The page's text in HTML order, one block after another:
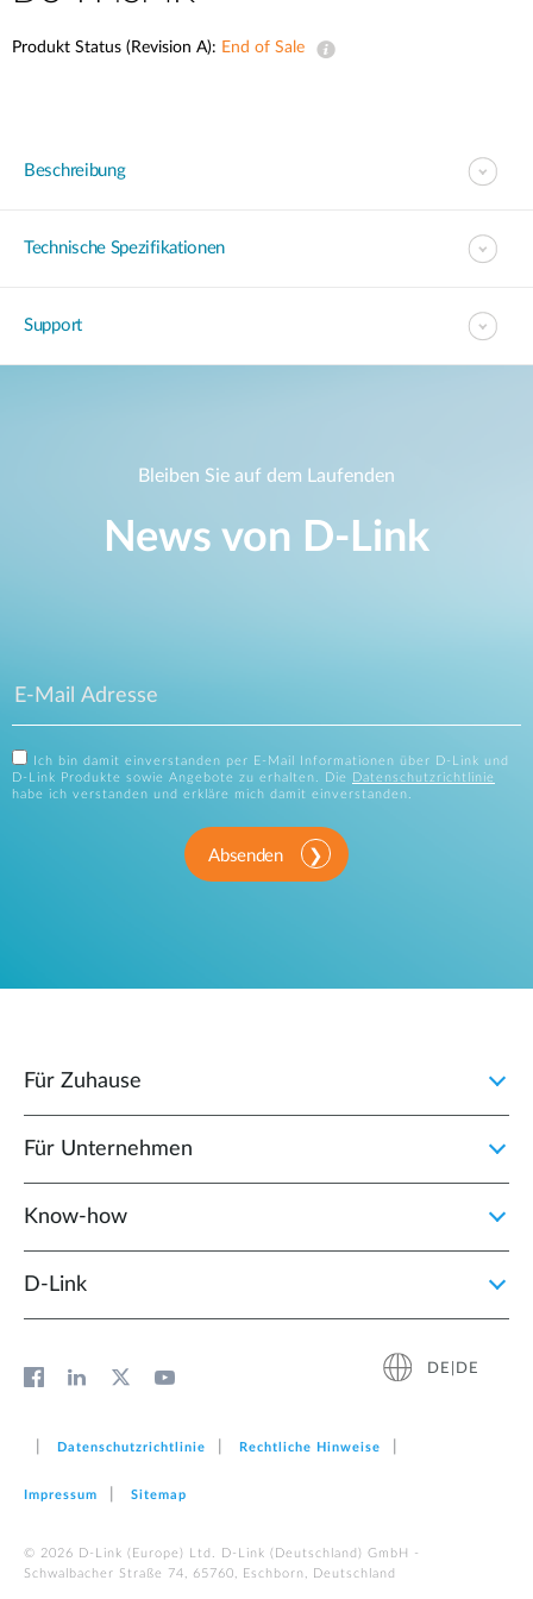
Produkt Status (Revision A): End of Sale
Beschreibung
Technische Spezifikationen
Support
Bleiben Sie auf dem Laufenden
News von D‑Link
Ich bin damit einverstanden per E-Mail Informationen über D-Link und
D-Link Produkte sowie Angebote zu erhalten. Die
Datenschutzrichtlinie
habe ich verstanden und erkläre mich damit einverstanden.
Absenden
Für Zuhause
Für Unternehmen
Know-how
D‑Link
DE|DE
Datenschutzrichtlinie Rechtliche Hinweise
Impressum Sitemap
© 2026 D‑Link (Europe) Ltd. D-Link (Deutschland) GmbH -
Schwalbacher Straße 74, 65760, Eschborn, Deutschland